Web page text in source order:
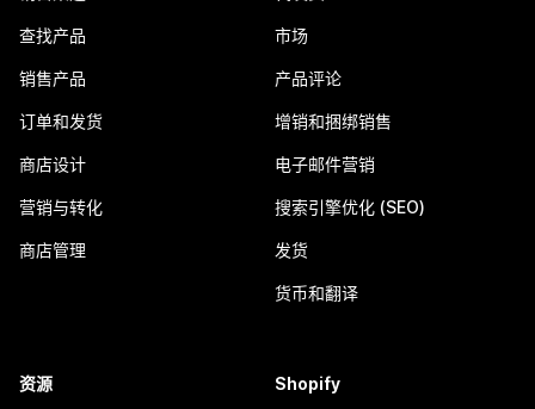
查找产品
销售产品
订单和发货
商店设计
营销与转化
商店管理
市场
产品评论
增销和捆绑销售
电子邮件营销
搜索引擎优化 (SEO)
发货
货币和翻译
资源 Shopify